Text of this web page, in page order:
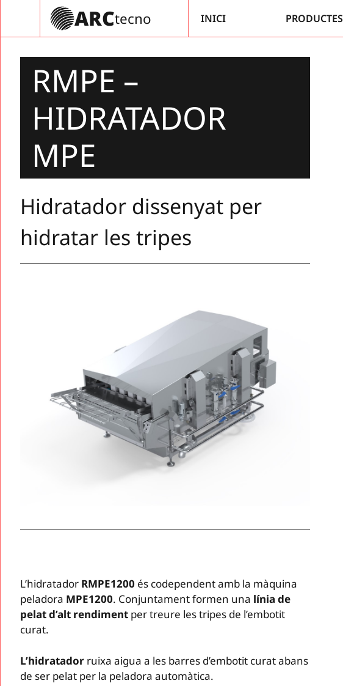
contingut
ARCtecno INICI PRODUCTES
RMPE –
HIDRATADOR
MPE
Hidratador dissenyat per
hidratar les tripes
L’hidratador RMPE1200 és codependent amb la màquina
peladora MPE1200. Conjuntament formen una línia de
pelat d’alt rendiment per treure les tripes de l’embotit
curat.
L’hidratador ruixa aigua a les barres d’embotit curat abans
de ser pelat per la peladora automàtica.